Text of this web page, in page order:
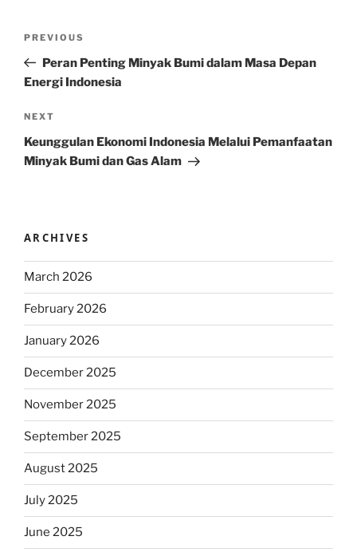
Previous
Post
PREVIOUS
Peran Penting Minyak Bumi dalam Masa Depan
Energi Indonesia
Next
Post
NEXT
Keunggulan Ekonomi Indonesia Melalui Pemanfaatan
Minyak Bumi dan Gas Alam
ARCHIVES
March 2026
February 2026
January 2026
December 2025
November 2025
September 2025
August 2025
July 2025
June 2025